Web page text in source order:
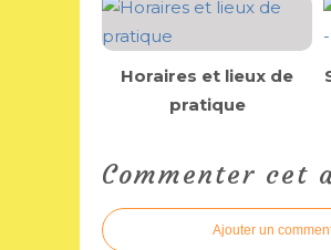
Horaires et lieux de
pratique
Commenter cet
Ajouter un